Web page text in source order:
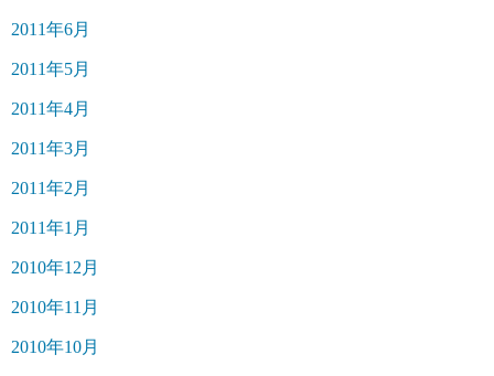
2011年6月
2011年5月
2011年4月
2011年3月
2011年2月
2011年1月
2010年12月
2010年11月
2010年10月